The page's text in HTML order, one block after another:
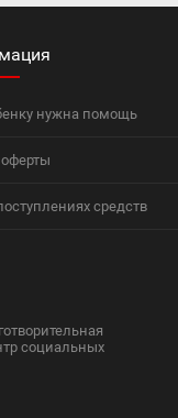
нужна помощь
средств
социальных